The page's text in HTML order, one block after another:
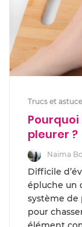
Trucs et
pleurer ?
Naima
Difficile
épluche un
système de
pour